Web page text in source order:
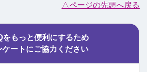
△ページの先頭へ戻る
をもっと便利にするため
ケートにご協力ください